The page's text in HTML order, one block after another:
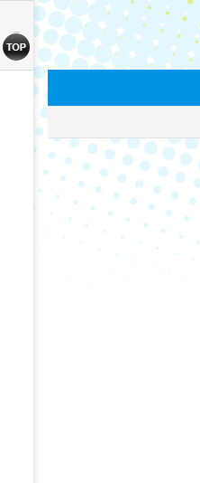
본문으로 바로가기
푸터 바로가기